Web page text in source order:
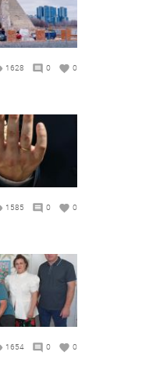
1628 0 0
1585 0 0
1654 0 0